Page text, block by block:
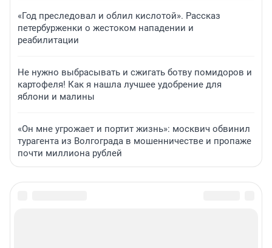
«Год преследовал и облил кислотой». Рассказ
петербурженки о жестоком нападении и
реабилитации
Не нужно выбрасывать и сжигать ботву помидоров и
картофеля! Как я нашла лучшее удобрение для
яблони и малины
«Он мне угрожает и портит жизнь»: москвич обвинил
турагента из Волгограда в мошенничестве и пропаже
почти миллиона рублей